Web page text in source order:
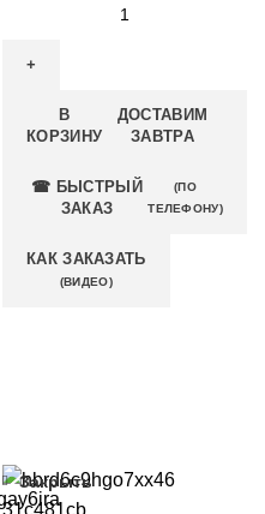
В
КОРЗИНУ
ДОСТАВИМ
ЗАВТРА
☎ БЫСТРЫЙ
ЗАКАЗ
(ПО
ТЕЛЕФОНУ)
КАК ЗАКАЗАТЬ
(ВИДЕО)
Закрыть